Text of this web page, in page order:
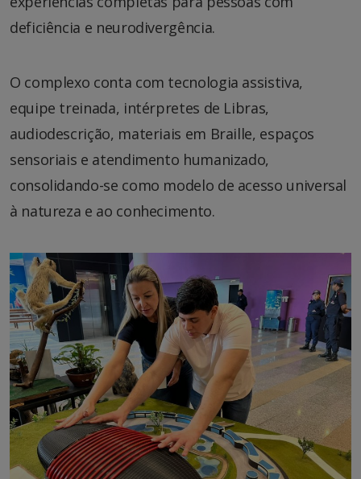
deficiência e neurodivergência.
O complexo conta com tecnologia assistiva,
equipe treinada, intérpretes de Libras,
audiodescrição, materiais em Braille, espaços
sensoriais e atendimento humanizado,
consolidando-se como modelo de acesso universal
à natureza e ao conhecimento.